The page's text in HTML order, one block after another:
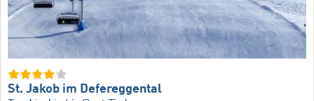
St. Jakob im Defereggental